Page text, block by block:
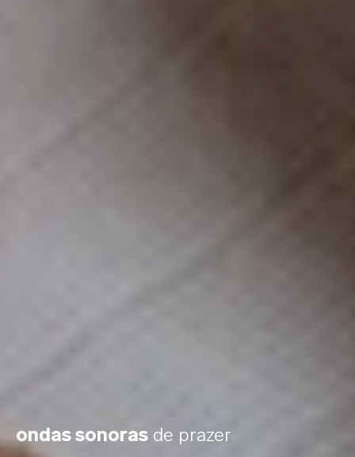
ondas sonoras de prazer
A tecnologia SoundSense™ usa dois